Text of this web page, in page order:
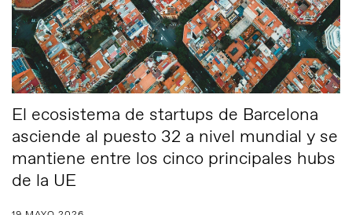
El ecosistema de startups de Barcelona
asciende al puesto 32 a nivel mundial y se
mantiene entre los cinco principales hubs
de la UE